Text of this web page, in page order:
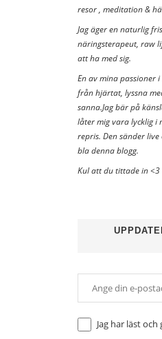
resor , meditation &
Jag äger en naturlig
näringsterapeut, raw
att ha med sig.
En av mina
från hjärtat, lyssna
sanna.Jag bär på
låter mig vara lycklig i
repris. Den sänder
bla denna blogg.
Kul att du tittade in <3
Jag har läst